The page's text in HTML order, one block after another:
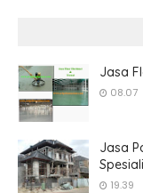
Jasa
08.07
Jasa
19.39